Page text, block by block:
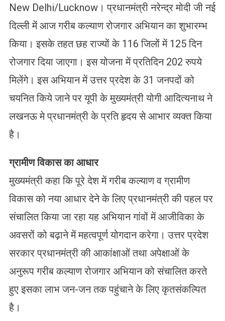
New Delhi/Lucknow। प्रधानमंत्री नरेन्द्र मोदी जी नई
दिल्ली में आज गरीब कल्याण रोजगार अभियान का शुभारम्भ
किया। इसके तहत छह राज्यों के 116 जिलों में 125 दिन
रोजगार दिया जाएगा। इस योजना में प्रतिदिन 202 रुपये
मिलेंगे। इस अभियान में उत्तर प्रदेश के 31 जनपदों को
चयनित किये जाने पर यूपी के मुख्यमंत्री योगी आदित्यनाथ ने
लखनऊ मे प्रधानमंत्री के प्रति हृदय से आभार व्यक्त किया
है।
ग्रामीण विकास का आधार
मुख्यमंत्री कहा कि पूरे देश में गरीब कल्याण व ग्रामीण
विकास को नया आधार देने के लिए प्रधानमंत्री की पहल पर
संचालित किया जा रहा यह अभियान गांवों में आजीविका के
अवसरों को बढ़ाने में महत्वपूर्ण योगदान करेगा। उत्तर प्रदेश
सरकार प्रधानमंत्री की आकांक्षाओं तथा अपेक्षाओं के
अनुरूप गरीब कल्याण रोजगार अभियान को संचालित करते
हुए इसका लाभ जन-जन तक पहुंचाने के लिए कृतसंकल्पित
है।